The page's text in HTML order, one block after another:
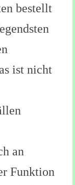
bestellt
ist nicht
an
Funktion